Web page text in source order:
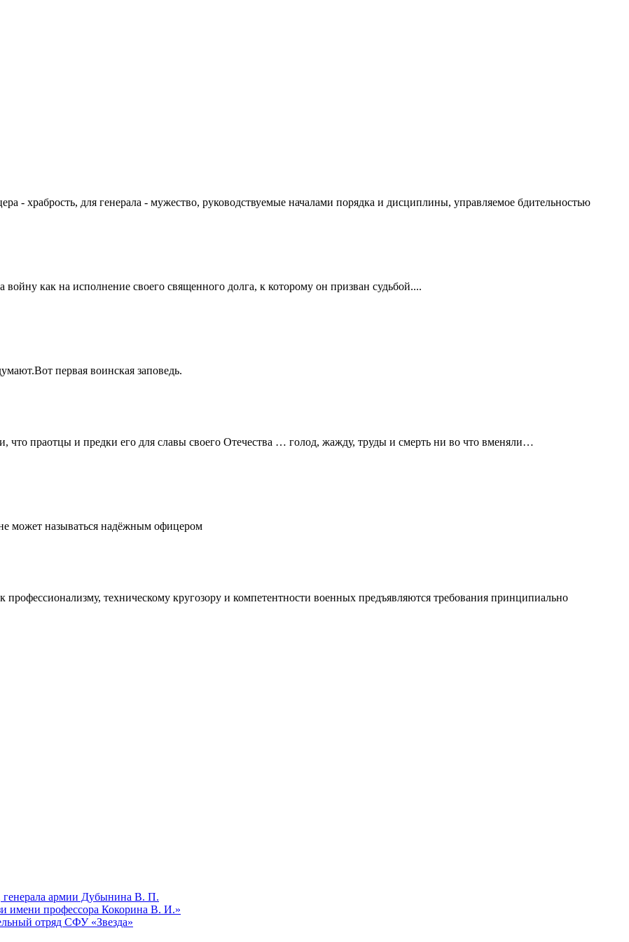
- храбрость, для генерала - мужество, руководствуемые началами порядка и дисциплины, управляемое бдительностью
как на исполнение своего священного долга, к которому он призван судьбой....
первая воинская заповедь.
что праотцы и предки его для славы своего Отечества … голод, жажду, труды и смерть ни во что вменяли…
может называться надёжным офицером
техническому кругозору и компетентности военных предъявляются требования принципиально
армии Дубынина В. П.
имени профессора Кокорина В. И.»
отряд СФУ «Звезда»